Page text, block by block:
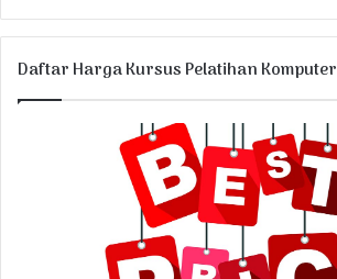
Daftar Harga Kursus Pelatihan Komputer